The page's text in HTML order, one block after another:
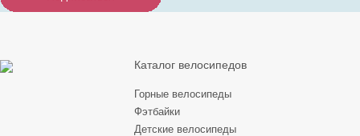
Каталог велосипедов
Горные велосипеды
Фэтбайки
Детские велосипеды